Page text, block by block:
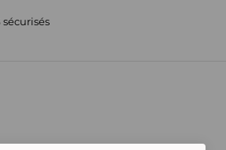
sécurisés